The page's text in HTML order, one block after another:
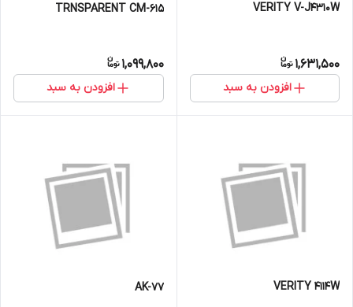
VERITY V-J4310W
1,631,500
افزودن به سبد
TRNSPARENT CM-615
1,099,800
افزودن به سبد
VERITY 4114W
AK-77